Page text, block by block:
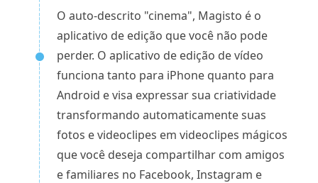
O auto-descrito "cinema", Magisto é o
aplicativo de edição que você não pode
perder. O aplicativo de edição de vídeo
funciona tanto para iPhone quanto para
Android e visa expressar sua criatividade
transformando automaticamente suas
fotos e videoclipes em videoclipes mágicos
que você deseja compartilhar com amigos
e familiares no Facebook, Instagram e